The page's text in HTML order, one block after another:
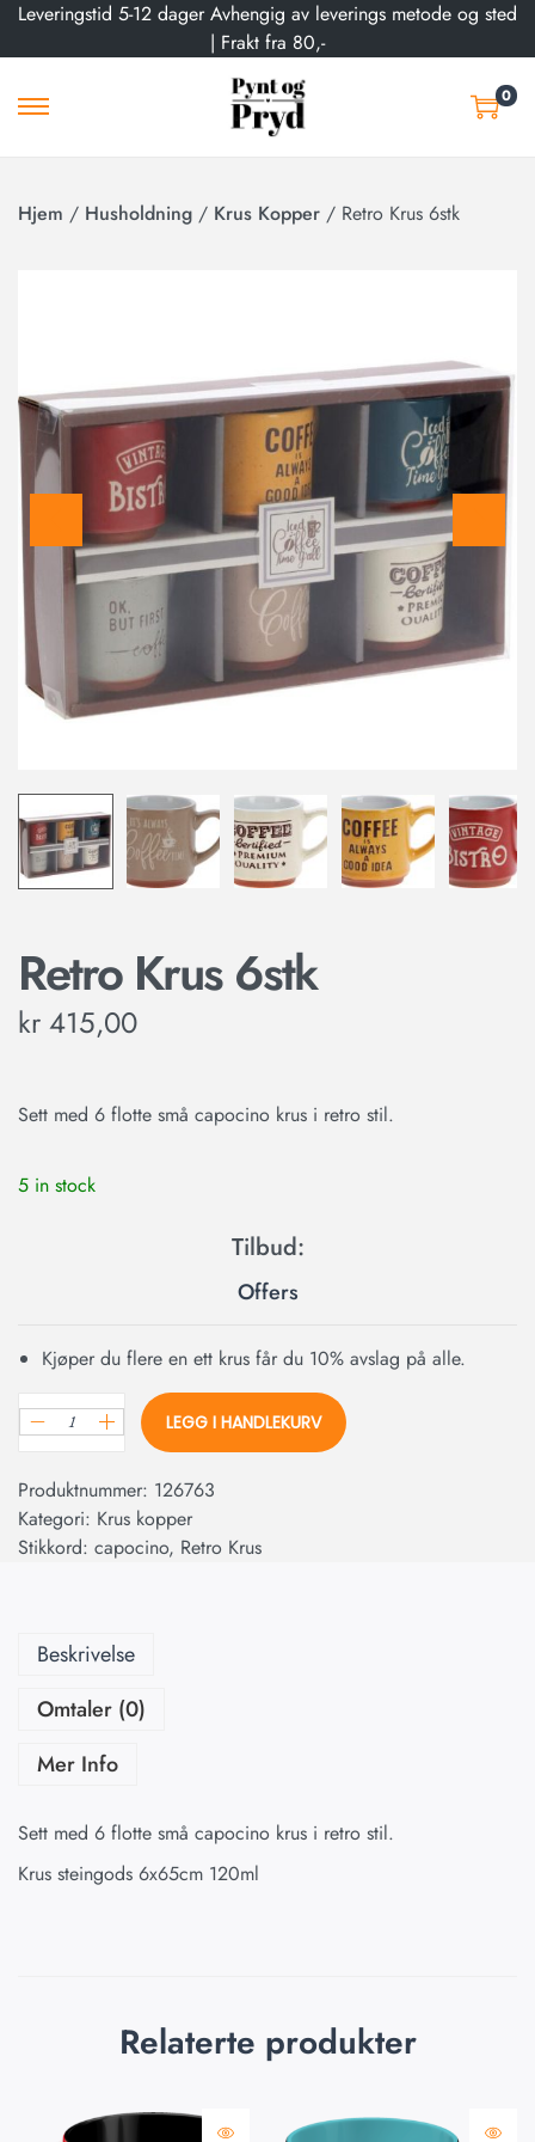
Leveringstid 5-12 dager Avhengig av leverings metode og sted
| Frakt fra 80,-
0
Hjem / Husholdning / Krus Kopper / Retro Krus 6stk
Retro Krus 6stk
kr 415,00
Sett med 6 flotte små capocino krus i retro stil.
5 in stock
Offers
Kjøper du flere en ett krus får du 10% avslag på alle.
LEGG I HANDLEKURV
Produktnummer: 126763
Kategori: Krus kopper
Stikkord: capocino, Retro Krus
Beskrivelse
Omtaler (0)
Mer Info
Sett med 6 flotte små capocino krus i retro stil.
Krus steingods 6x65cm 120ml
Relaterte produkter